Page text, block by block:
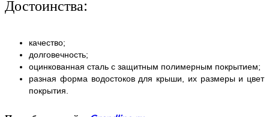
Достоинства:
качество;
долговечность;
оцинкованная сталь с защитным полимерным покрытием;
разная форма водостоков для крыши, их размеры и цвет
покрытия.